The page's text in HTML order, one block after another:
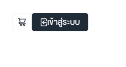
เข้าสู่ระบบ